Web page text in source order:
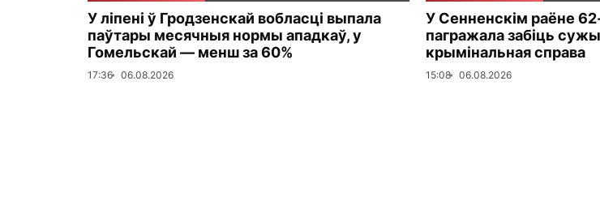
У ліпені ў Гродзенскай вобласці выпала
паўтары месячныя нормы ападкаў, у
Гомельскай — менш за 60%
17:36 06.08.2026
У Сенненскім раёне
пагражала забіць
крымінальная справа
15:08 06.08.2026